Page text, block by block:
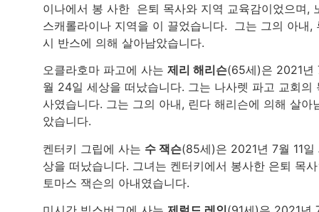
이나에서 봉 사한 은퇴 목사와 지역 교육감이었으며,
스캐롤라이나 지역을 이 끌었습니다. 그는 그의 아내,
시 반스에 의해 살아남았습니다.
오클라호마 파고에 사는 제리 해리슨(65세)은 2021년
월 24일 세상을 떠났습니다. 그는 나사렛 파고 교회의
사였습니다. 그는 그의 아내, 린다 해리슨에 의해 살아
았습니다.
켄터키 그립에 사는 수 잭슨(85세)은 2021년 7월 11일
상을 떠났습니다. 그녀는 켄터키에서 봉사한 은퇴 목
토마스 잭슨의 아내였습니다.